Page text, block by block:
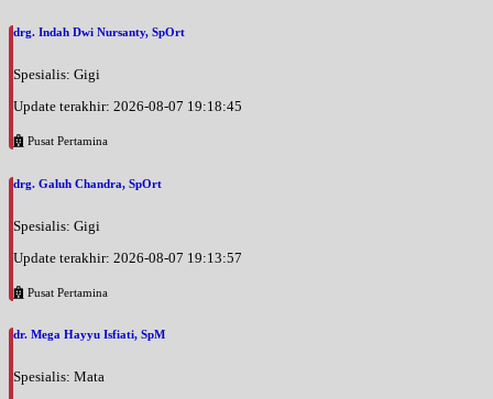
drg. Indah Dwi Nursanty, SpOrt
Spesialis: Gigi
Update terakhir: 2026-08-07 19:18:45
Pusat Pertamina
drg. Galuh Chandra, SpOrt
Spesialis: Gigi
Update terakhir: 2026-08-07 19:13:57
Pusat Pertamina
dr. Mega Hayyu Isfiati, SpM
Spesialis: Mata